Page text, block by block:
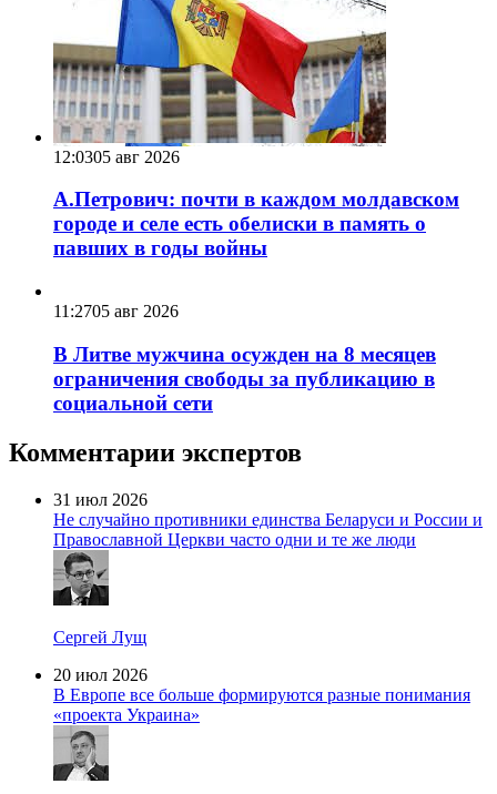
12:0305 авг 2026
А.Петрович: почти в каждом молдавском
городе и селе есть обелиски в память о
павших в годы войны
11:2705 авг 2026
В Литве мужчина осужден на 8 месяцев
ограничения свободы за публикацию в
социальной сети
Комментарии экспертов
31 июл 2026
Не случайно противники единства Беларуси и России и
Православной Церкви часто одни и те же люди
Сергей Лущ
20 июл 2026
В Европе все больше формируются разные понимания
«проекта Украина»